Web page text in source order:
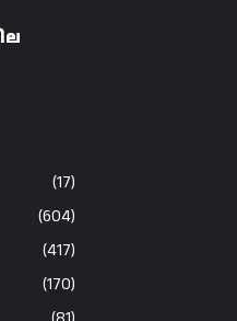
(17)
(604)
(417)
(170)